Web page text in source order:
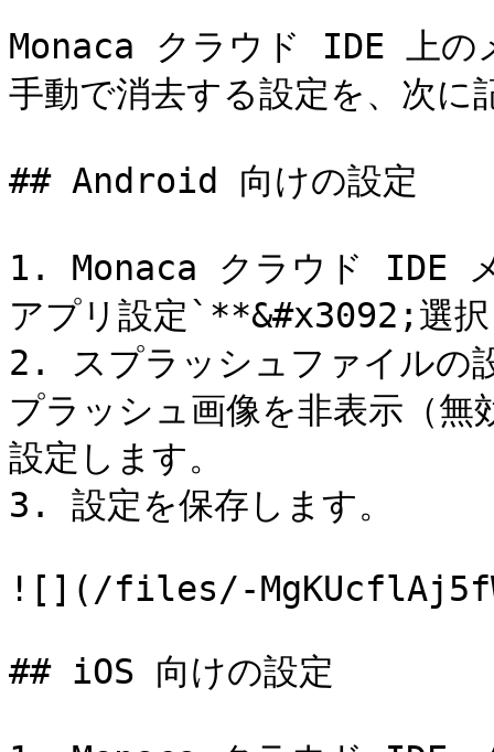
Monaca クラウド IDE 上の
手動で消去する設定を、次に
## Android 向けの設定
1. Monaca クラウド IDE
アプリ設定`**&#x3092;選択
2. スプラッシュファイルの
プラッシュ画像を非表示（
設定します。
3. 設定を保存します。
![](/files/-
## iOS 向けの設定